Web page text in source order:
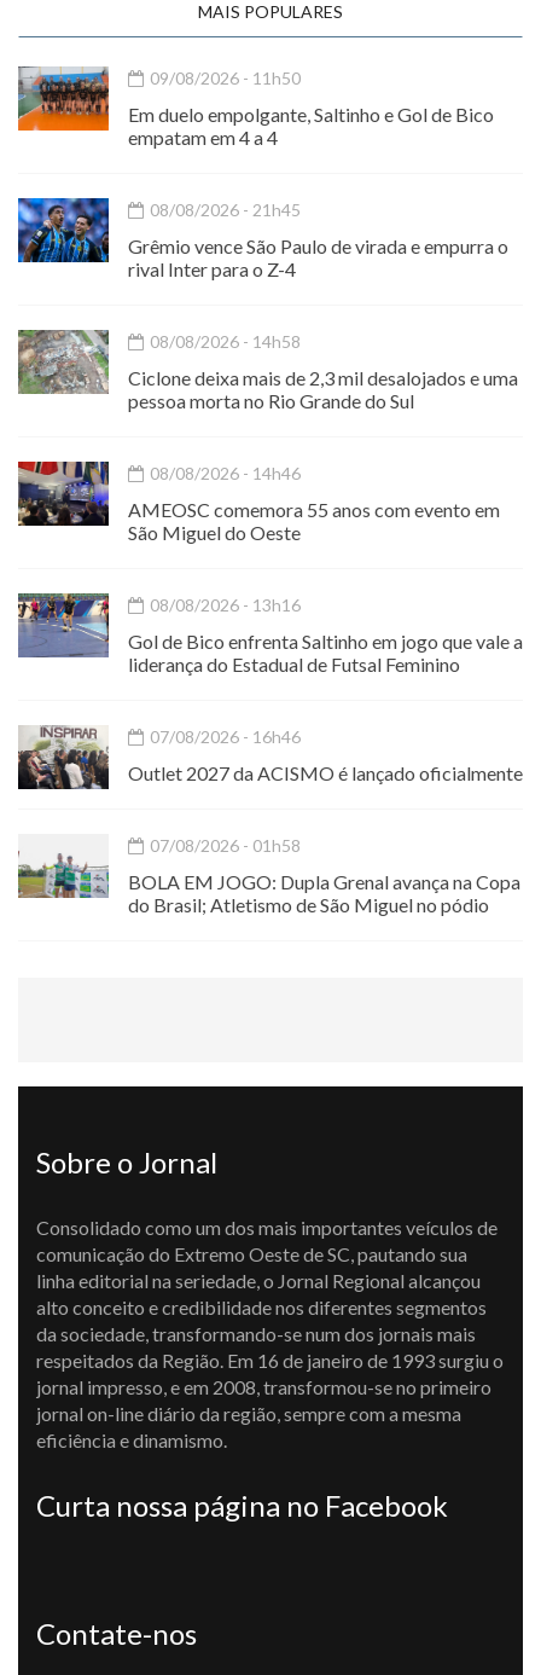
MAIS POPULARES
09/08/2026 - 11h50
Em duelo empolgante, Saltinho e Gol de Bico
empatam em 4 a 4
08/08/2026 - 21h45
Grêmio vence São Paulo de virada e empurra o
rival Inter para o Z-4
08/08/2026 - 14h58
Ciclone deixa mais de 2,3 mil desalojados e uma
pessoa morta no Rio Grande do Sul
08/08/2026 - 14h46
AMEOSC comemora 55 anos com evento em
São Miguel do Oeste
08/08/2026 - 13h16
Gol de Bico enfrenta Saltinho em jogo que vale a
liderança do Estadual de Futsal Feminino
07/08/2026 - 16h46
Outlet 2027 da ACISMO é lançado oficialmente
07/08/2026 - 01h58
BOLA EM JOGO: Dupla Grenal avança na Copa
do Brasil; Atletismo de São Miguel no pódio
Sobre o Jornal
Consolidado como um dos mais importantes veículos de
comunicação do Extremo Oeste de SC, pautando sua
linha editorial na seriedade, o Jornal Regional alcançou
alto conceito e credibilidade nos diferentes segmentos
da sociedade, transformando-se num dos jornais mais
respeitados da Região. Em 16 de janeiro de 1993 surgiu o
jornal impresso, e em 2008, transformou-se no primeiro
jornal on-line diário da região, sempre com a mesma
eficiência e dinamismo.
Curta nossa página no Facebook
Contate-nos